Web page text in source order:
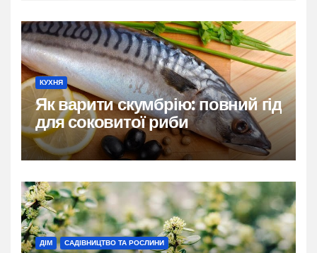
КУХНЯ
Як варити скумбрію: повний гід
для соковитої риби
ДІМ САДІВНИЦТВО ТА РОСЛИНИ